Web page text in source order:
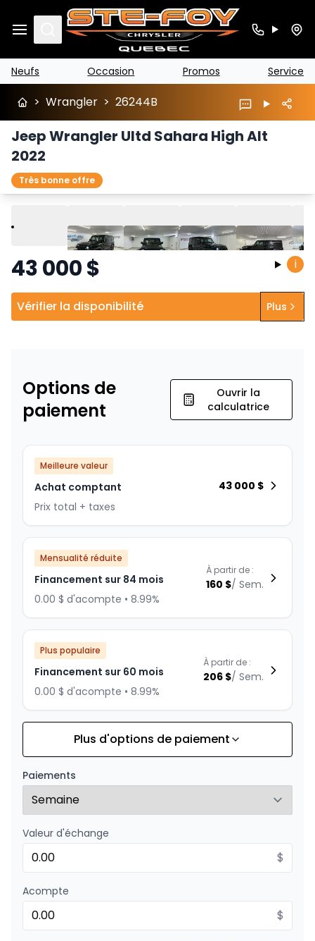
Search
Neufs Occasion Promos Service
> Wrangler > 26244B
Jeep Wrangler Ultd Sahara High Alt
2022
Très bonne offre
Lire Précédent
Suivant
43 000$ i
Vérifier la disponibilité Plus
Options de
paiement
Ouvrir la
calculatrice
Meilleure valeur
Achat comptant
Prix total + taxes
43 000 $
Mensualité réduite
Financement sur 84 mois
0.00 $ d'acompte • 8.99%
À partir de :
160 $/ Sem.
Plus populaire
Financement sur 60 mois
0.00 $ d'acompte • 8.99%
À partir de :
206 $/ Sem.
Financement sur 72 mois
0.00 $ d'acompte • 8.99%
À partir de :
Financement sur 48 mois
Financement sur 48 mois
0.00 $ d'acompte • 8.99%
À partir de :
Financement sur 36 mois
Plus d'options de paiement
Paiements
Valeur d'échange
$
Acompte
$